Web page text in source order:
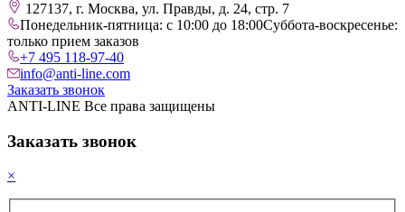
127137, г. Москва, ул. Правды, д. 24, стр. 7
Понедельник-пятница: с 10:00 до 18:00Суббота-воскресенье:
только прием заказов
+7 495 118-97-40
info@anti-line.com
Заказать звонок
ANTI-LINE Все права защищены
Заказать звонок
×